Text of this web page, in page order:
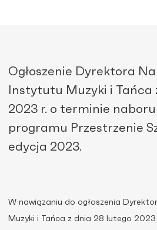
Ogłoszenie Dyrektora
Instytutu Muzyki i Tańca
2023 r. o terminie
programu Przestrzenie
edycja 2023.
W nawiązaniu do ogłoszenia
Muzyki i Tańca z dnia 28 lutego